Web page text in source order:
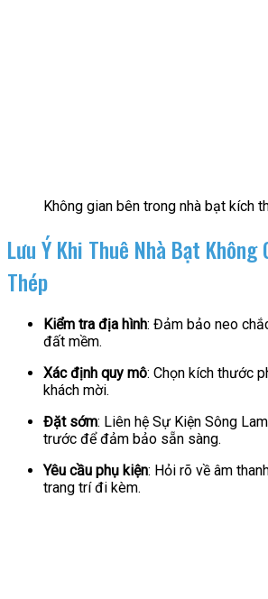
Không gian bên trong nhà bạt kích
Lưu Ý Khi Thuê Nhà Bạt Không
Thép
Kiểm tra địa hình: Đảm bảo neo
đất mềm.
Xác định quy mô: Chọn kích thước
khách mời.
Đặt sớm: Liên hệ Sự Kiện Sông
trước để đảm bảo sẵn sàng.
Yêu cầu phụ kiện: Hỏi rõ về âm
trang trí đi kèm.